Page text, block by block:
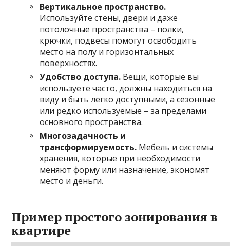
Вертикальное пространство.
Используйте стены, двери и даже
потолочные пространства – полки,
крючки, подвесы помогут освободить
место на полу и горизонтальных
поверхностях.
Удобство доступа. Вещи, которые вы
используете часто, должны находиться на
виду и быть легко доступными, а сезонные
или редко используемые – за пределами
основного пространства.
Многозадачность и
трансформируемость. Мебель и системы
хранения, которые при необходимости
меняют форму или назначение, экономят
место и деньги.
Пример простого зонирования в
квартире